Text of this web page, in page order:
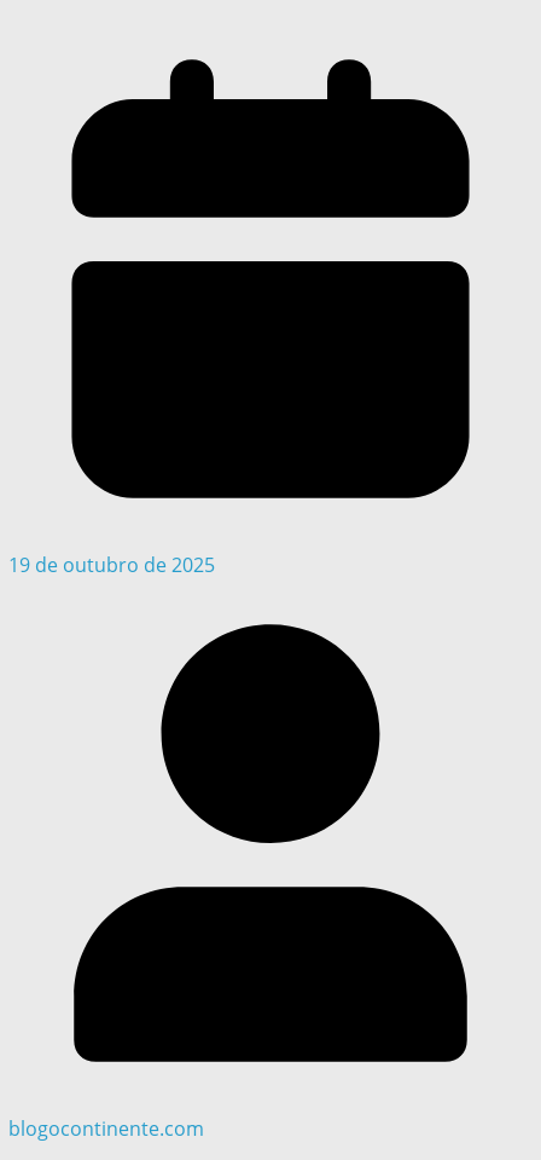
19 de outubro de 2025
blogocontinente.com